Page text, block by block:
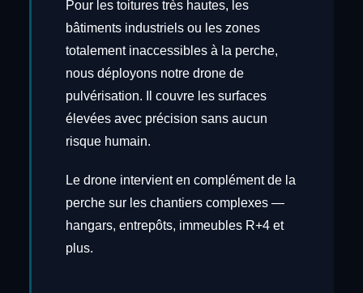
Pour les toitures très hautes, les
bâtiments industriels ou les zones
totalement inaccessibles à la perche,
nous déployons notre drone de
pulvérisation. Il couvre les surfaces
élevées avec précision sans aucun
risque humain.
Le drone intervient en complément de la
perche sur les chantiers complexes —
hangars, entrepôts, immeubles R+4 et
plus.